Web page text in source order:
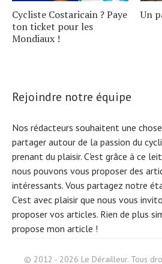
Cycliste Costaricain ? Paye
ton ticket pour les
Mondiaux !
Un
Rejoindre notre équipe
Nos rédacteurs souhaitent une
partager autour de la passion du
prenant du plaisir. C'est grâce à ce
nous pouvons vous proposer des
intéressants. Vous partagez notre
C'est avec plaisir que nous vous
proposer vos articles. Rien de plus
propose mon article !
© 2012 - 2026 Le Dérailleur. Tous
Search